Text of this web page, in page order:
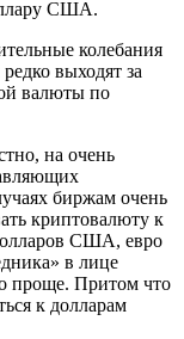
США.
колебания
выходят за
валюты по
на очень
биржам очень
криптовалюту к
США, евро
в лице
проще. Притом что
к долларам